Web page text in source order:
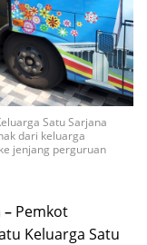
Satu Sarjana
dari keluarga
jenjang perguruan
– Pemkot
Keluarga Satu